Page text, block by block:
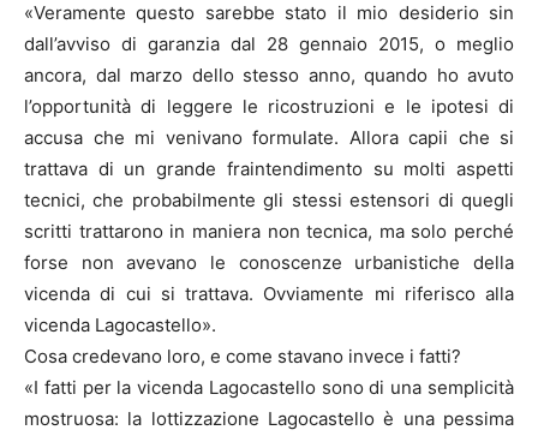
«Veramente questo sarebbe stato il mio desiderio sin
dall’avviso di garanzia dal 28 gennaio 2015, o meglio
ancora, dal marzo dello stesso anno, quando ho avuto
l’opportunità di leggere le ricostruzioni e le ipotesi di
accusa che mi venivano formulate. Allora capii che si
trattava di un grande fraintendimento su molti aspetti
tecnici, che probabilmente gli stessi estensori di quegli
scritti trattarono in maniera non tecnica, ma solo perché
forse non avevano le conoscenze urbanistiche della
vicenda di cui si trattava. Ovviamente mi riferisco alla
vicenda Lagocastello».
Cosa credevano loro, e come stavano invece i fatti?
«I fatti per la vicenda Lagocastello sono di una semplicità
mostruosa: la lottizzazione Lagocastello è una pessima